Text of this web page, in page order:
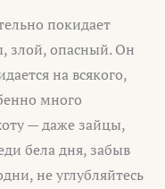
покидает
злой, опасный. Он
на всякого,
много
— даже зайцы,
бела дня, забыв
не углубляйтесь